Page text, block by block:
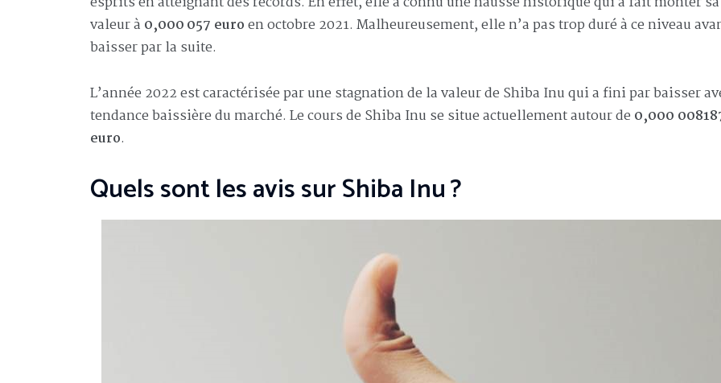
valeur à 0,000 057 euroen octobre 2021. Malheureusement, elle n’a pas trop duré à ce niveau
baisser par la suite.
L’année 2022 est caractérisée par une stagnation de la valeur de Shiba Inu qui a fini par baisser
tendance baissière du marché. Le cours de Shiba Inu se situe actuellement autour de 0,000
euro.
Quels sont les avis sur Shiba Inu ?